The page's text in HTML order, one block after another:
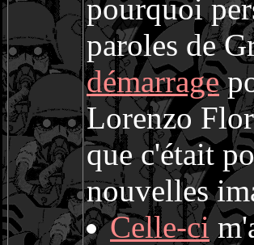
pourquoi
paroles de
démarrage
Lorenzo
que c'était
nouvelles
Celle-ci